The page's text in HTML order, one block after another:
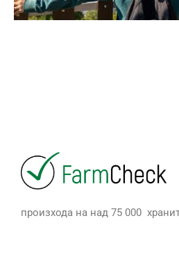
произхода на над 75 000